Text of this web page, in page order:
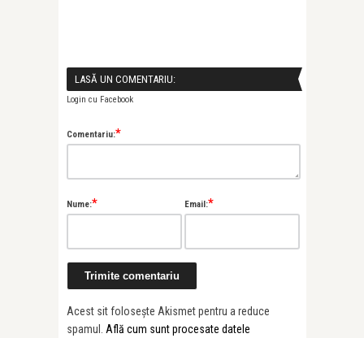
LASĂ UN COMENTARIU:
Login cu Facebook
Comentariu:*
Nume:* Email:*
Acest sit folosește Akismet pentru a reduce
spamul. Află cum sunt procesate datele